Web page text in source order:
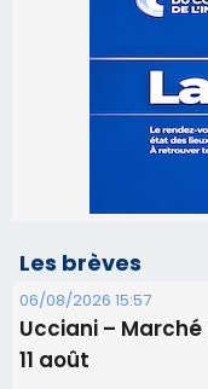
06/08/2026 15:57
Ucciani –
Corte –
projection sous
06/08/2026 15:04
Alata - Soirée
Benedetto